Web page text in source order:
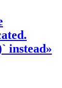
instead»